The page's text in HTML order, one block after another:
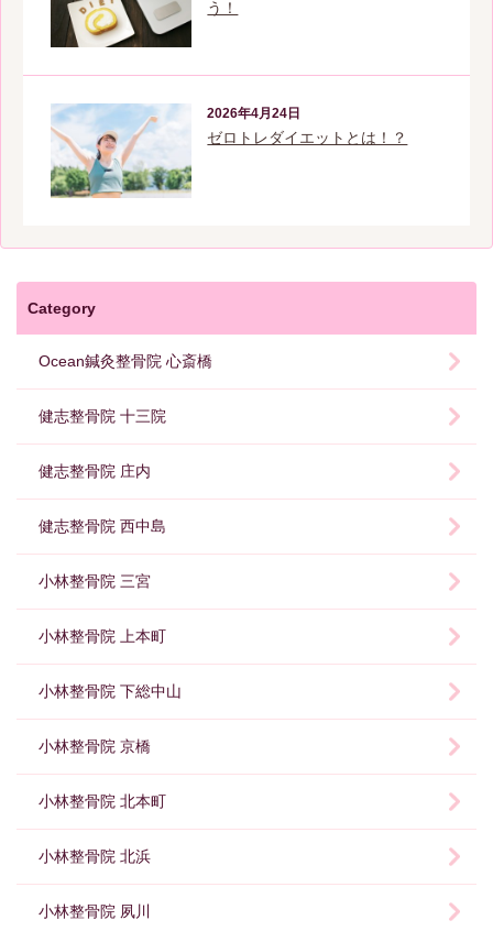
う！
2026年4月24日
ゼロトレダイエットとは！？
Category
Ocean鍼灸整骨院 心斎橋
健志整骨院 十三院
健志整骨院 庄内
健志整骨院 西中島
小林整骨院 三宮
小林整骨院 上本町
小林整骨院 下総中山
小林整骨院 京橋
小林整骨院 北本町
小林整骨院 北浜
小林整骨院 夙川